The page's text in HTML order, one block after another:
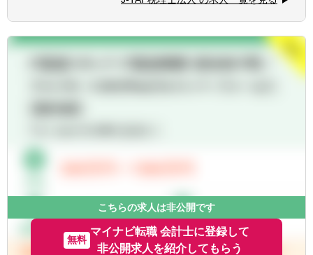
■悪いことも含めあらゆる事象を自己成長機
会だと捉えることができる（主体性）
■成長意欲が高い（プロフェッショナリズ
■税務支援（スポット）
・個人/相続の申告代行
・税務面の調査（税務DD）
・組織再編ストラクチャーの検討/実行支援
ります。
こちらの求人は非公開です
無料
マイナビ転職 会計士に登録して
非公開求人を紹介してもらう